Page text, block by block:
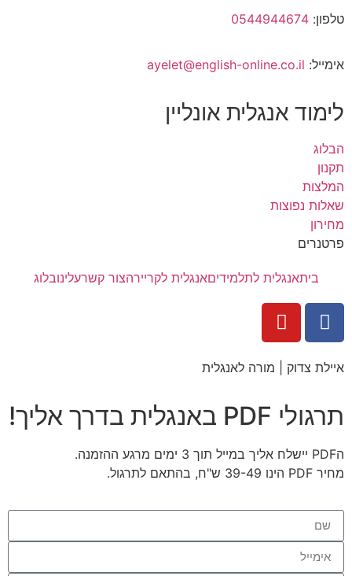
לימוד אנגלית אונליין
הבלוג
תקנון
המלצות
שאלות נפוצות
מחירון
פרטנרים
טלפון:0544944674
אימייל:ayelet@english-online.co.il
ביתאנגלית לתלמידיםאנגלית לקריירהצור קשרעלינובלוג
איילת צדוק | מורה לאנגלית
תרגולי PDF באנגלית בדרך אליך!
מחיר PDF הינו 39-49 ש"ח, בהתאם לתרגול.